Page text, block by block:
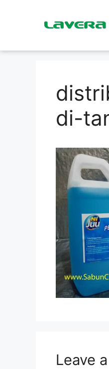
di-
Leave